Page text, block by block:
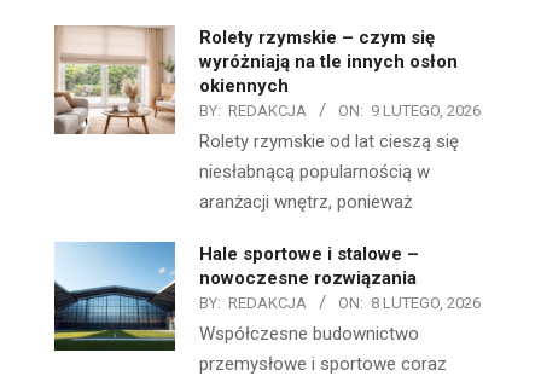
Rolety rzymskie – czym się
wyróżniają na tle innych osłon
okiennych
BY: REDAKCJA ON: 9 LUTEGO, 2026
Rolety rzymskie od lat cieszą się
niesłabnącą popularnością w
aranżacji wnętrz, ponieważ
Hale sportowe i stalowe –
nowoczesne rozwiązania
BY: REDAKCJA ON: 8 LUTEGO, 2026
Współczesne budownictwo
przemysłowe i sportowe coraz